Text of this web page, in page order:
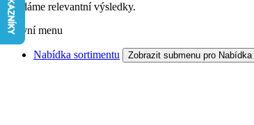
Hledáme relevantní výsledky.
Hlavní menu
Nabídka sortimentu Zobrazit submenu pro